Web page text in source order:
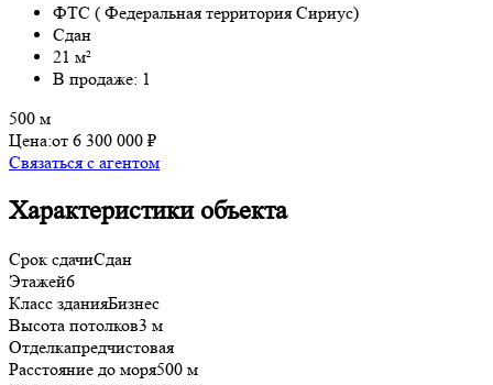
ФТС ( Федеральная территория Сириус)
Сдан
21 м²
В продаже: 1
500 м
Цена:от 6 300 000 ₽
Связаться с агентом
Характеристики объекта
Срок сдачиСдан
Этажей6
Класс зданияБизнес
Высота потолков3 м
Отделкапредчистовая
Расстояние до моря500 м